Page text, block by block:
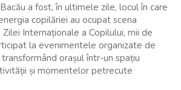
a fost, în ultimele zile, locul în care
copilăriei au ocupat scena
Zilei Internaționale a Copilului, mii de
la evenimentele organizate de
orașul într-un spațiu
și momentelor petrecute